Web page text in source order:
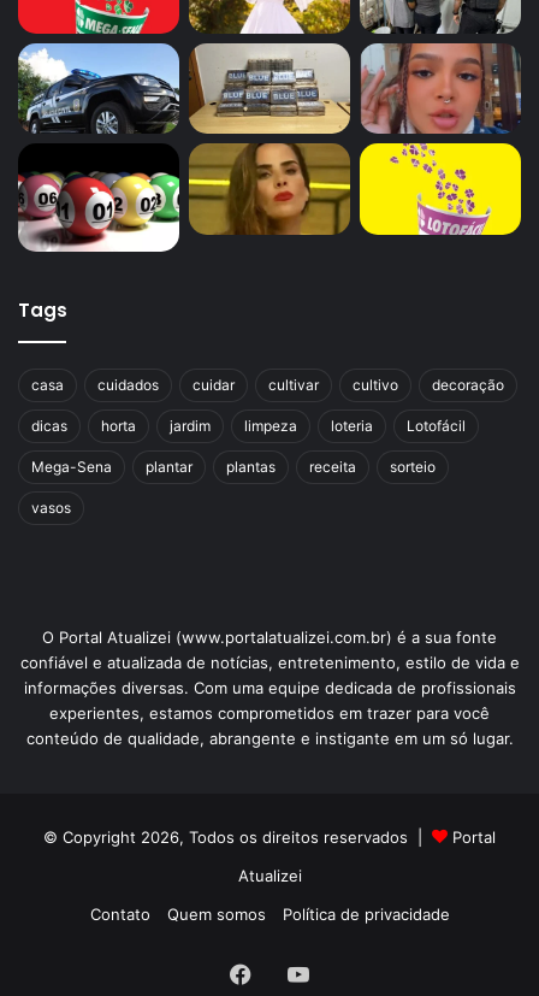
Tags
casa cuidados cuidar cultivar cultivo decoração
dicas horta jardim limpeza loteria Lotofácil
Mega-Sena plantar plantas receita sorteio
vasos
O Portal Atualizei (www.portalatualizei.com.br) é a sua fonte
confiável e atualizada de notícias, entretenimento, estilo de vida e
informações diversas. Com uma equipe dedicada de profissionais
experientes, estamos comprometidos em trazer para você
conteúdo de qualidade, abrangente e instigante em um só lugar.
© Copyright 2026, Todos os direitos reservados |
Portal
Atualizei
Contato
Quem somos Política de privacidade
FacebookYouTube